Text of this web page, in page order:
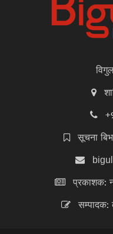
सूचना
प्रकाशक:
सम्पादक: